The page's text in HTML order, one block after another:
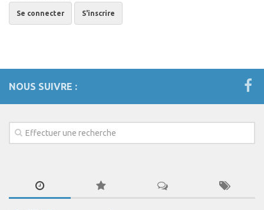
Se connecter S'inscrire
NOUS SUIVRE :